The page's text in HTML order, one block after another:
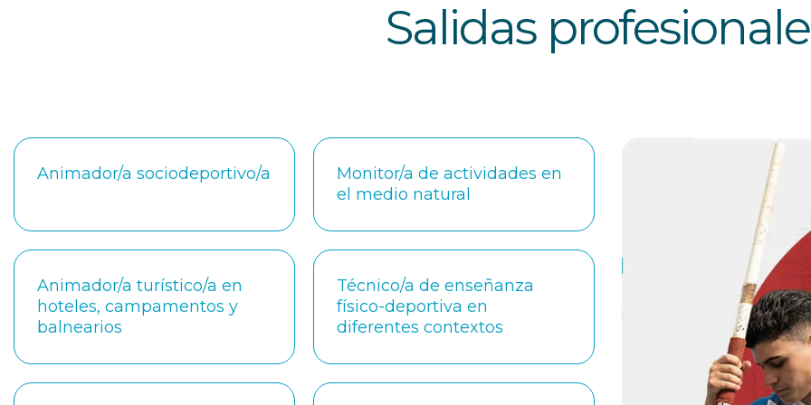
Salidas
Animador/a sociodeportivo/a
Monitor/a de actividades en
el medio natural
Animador/a turístico/a en
hoteles, campamentos y
balnearios
Técnico/a de enseñanza
físico-deportiva en
diferentes contextos